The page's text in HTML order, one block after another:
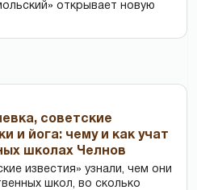
открывает новую
советские
и йога: чему и как учат
школах Челнов
известия» узнали, чем они
школ, во сколько